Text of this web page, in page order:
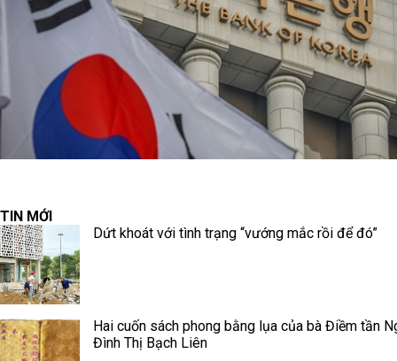
TIN MỚI
Dứt khoát với tình trạng “vướng mắc rồi để đó”
Hai cuốn sách phong bằng lụa của bà Điềm tần
Đình Thị Bạch Liên